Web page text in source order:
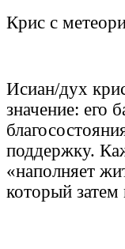
Крис с
Исиан/дух
значение: его
поддержку.
«наполняет
который затем